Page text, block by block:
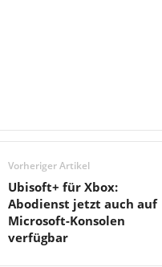
Vorheriger Artikel
Ubisoft+ für Xbox:
Abodienst jetzt auch auf
Microsoft-Konsolen
verfügbar